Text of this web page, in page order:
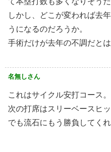
しかし、どこが変われば去
うになるのだろうか。
手術だけが去年の不調だとは
名無しさん
これはサイクル安打コース。
次の打席はスリーベースヒッ
でも流石にもう勝負してくれ